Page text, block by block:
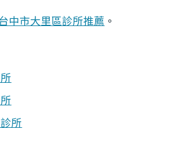
中市大里區診所推薦 。
所